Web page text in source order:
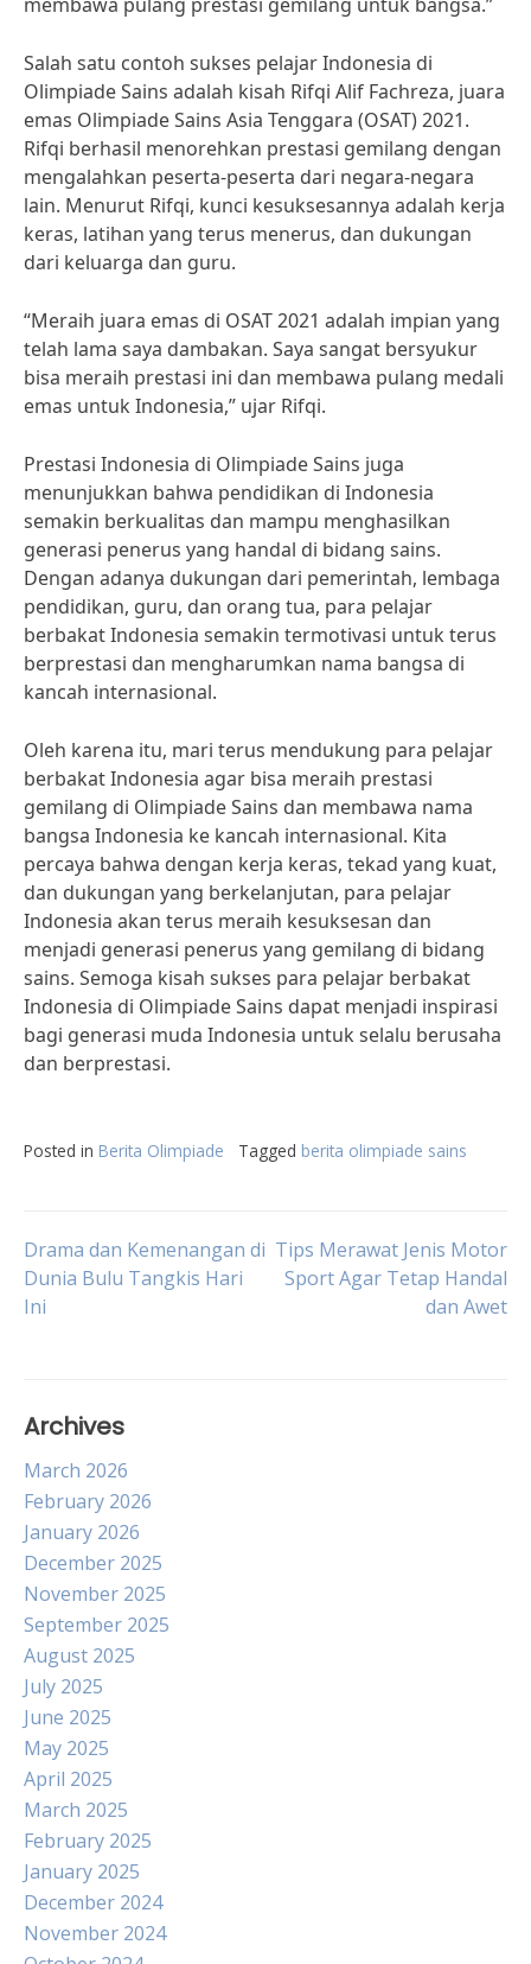
Salah satu contoh sukses pelajar Indonesia di
Olimpiade Sains adalah kisah Rifqi Alif Fachreza, juara
emas Olimpiade Sains Asia Tenggara (OSAT) 2021.
Rifqi berhasil menorehkan prestasi gemilang dengan
mengalahkan peserta-peserta dari negara-negara
lain. Menurut Rifqi, kunci kesuksesannya adalah kerja
keras, latihan yang terus menerus, dan dukungan
dari keluarga dan guru.
“Meraih juara emas di OSAT 2021 adalah impian yang
telah lama saya dambakan. Saya sangat bersyukur
bisa meraih prestasi ini dan membawa pulang medali
emas untuk Indonesia,” ujar Rifqi.
Prestasi Indonesia di Olimpiade Sains juga
menunjukkan bahwa pendidikan di Indonesia
semakin berkualitas dan mampu menghasilkan
generasi penerus yang handal di bidang sains.
Dengan adanya dukungan dari pemerintah, lembaga
pendidikan, guru, dan orang tua, para pelajar
berbakat Indonesia semakin termotivasi untuk terus
berprestasi dan mengharumkan nama bangsa di
kancah internasional.
Oleh karena itu, mari terus mendukung para pelajar
berbakat Indonesia agar bisa meraih prestasi
gemilang di Olimpiade Sains dan membawa nama
bangsa Indonesia ke kancah internasional. Kita
percaya bahwa dengan kerja keras, tekad yang kuat,
dan dukungan yang berkelanjutan, para pelajar
Indonesia akan terus meraih kesuksesan dan
menjadi generasi penerus yang gemilang di bidang
sains. Semoga kisah sukses para pelajar berbakat
Indonesia di Olimpiade Sains dapat menjadi inspirasi
bagi generasi muda Indonesia untuk selalu berusaha
dan berprestasi.
Posted in Berita Olimpiade Tagged berita olimpiade sains
Post
navigation
Drama dan Kemenangan di
Dunia Bulu Tangkis Hari
Ini
Tips Merawat Jenis Motor
Sport Agar Tetap Handal
dan Awet
Archives
March 2026
February 2026
January 2026
December 2025
November 2025
September 2025
August 2025
July 2025
June 2025
May 2025
April 2025
March 2025
February 2025
January 2025
December 2024
November 2024